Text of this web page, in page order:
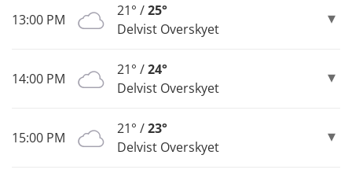
13:00 PM
21° /25°
Delvist Overskyet
14:00 PM
21° /24°
Delvist Overskyet
15:00 PM
21° /23°
Delvist Overskyet